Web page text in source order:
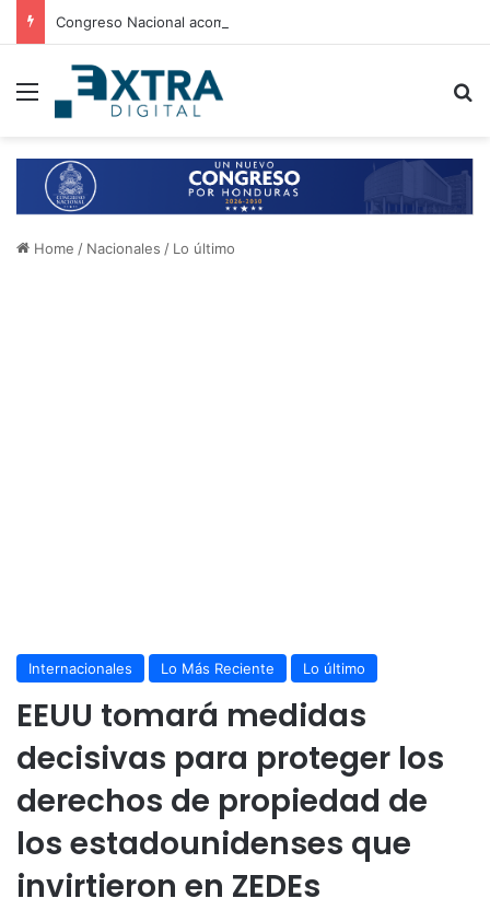
Menu
Home / Nacionales / Lo último
Internacionales Lo Más Reciente Lo último
EEUU tomará medidas
decisivas para proteger los
derechos de propiedad de
los estadounidenses que
invirtieron en ZEDEs